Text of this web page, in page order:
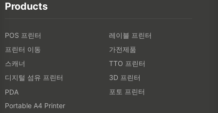
Products
POS 프린터
레이블 프린터
프린터 이동
가전제품
스캐너
TTO 프린터
디지털 섬유 프린터
3D 프린터
PDA
포토 프린터
Portable A4 Printer